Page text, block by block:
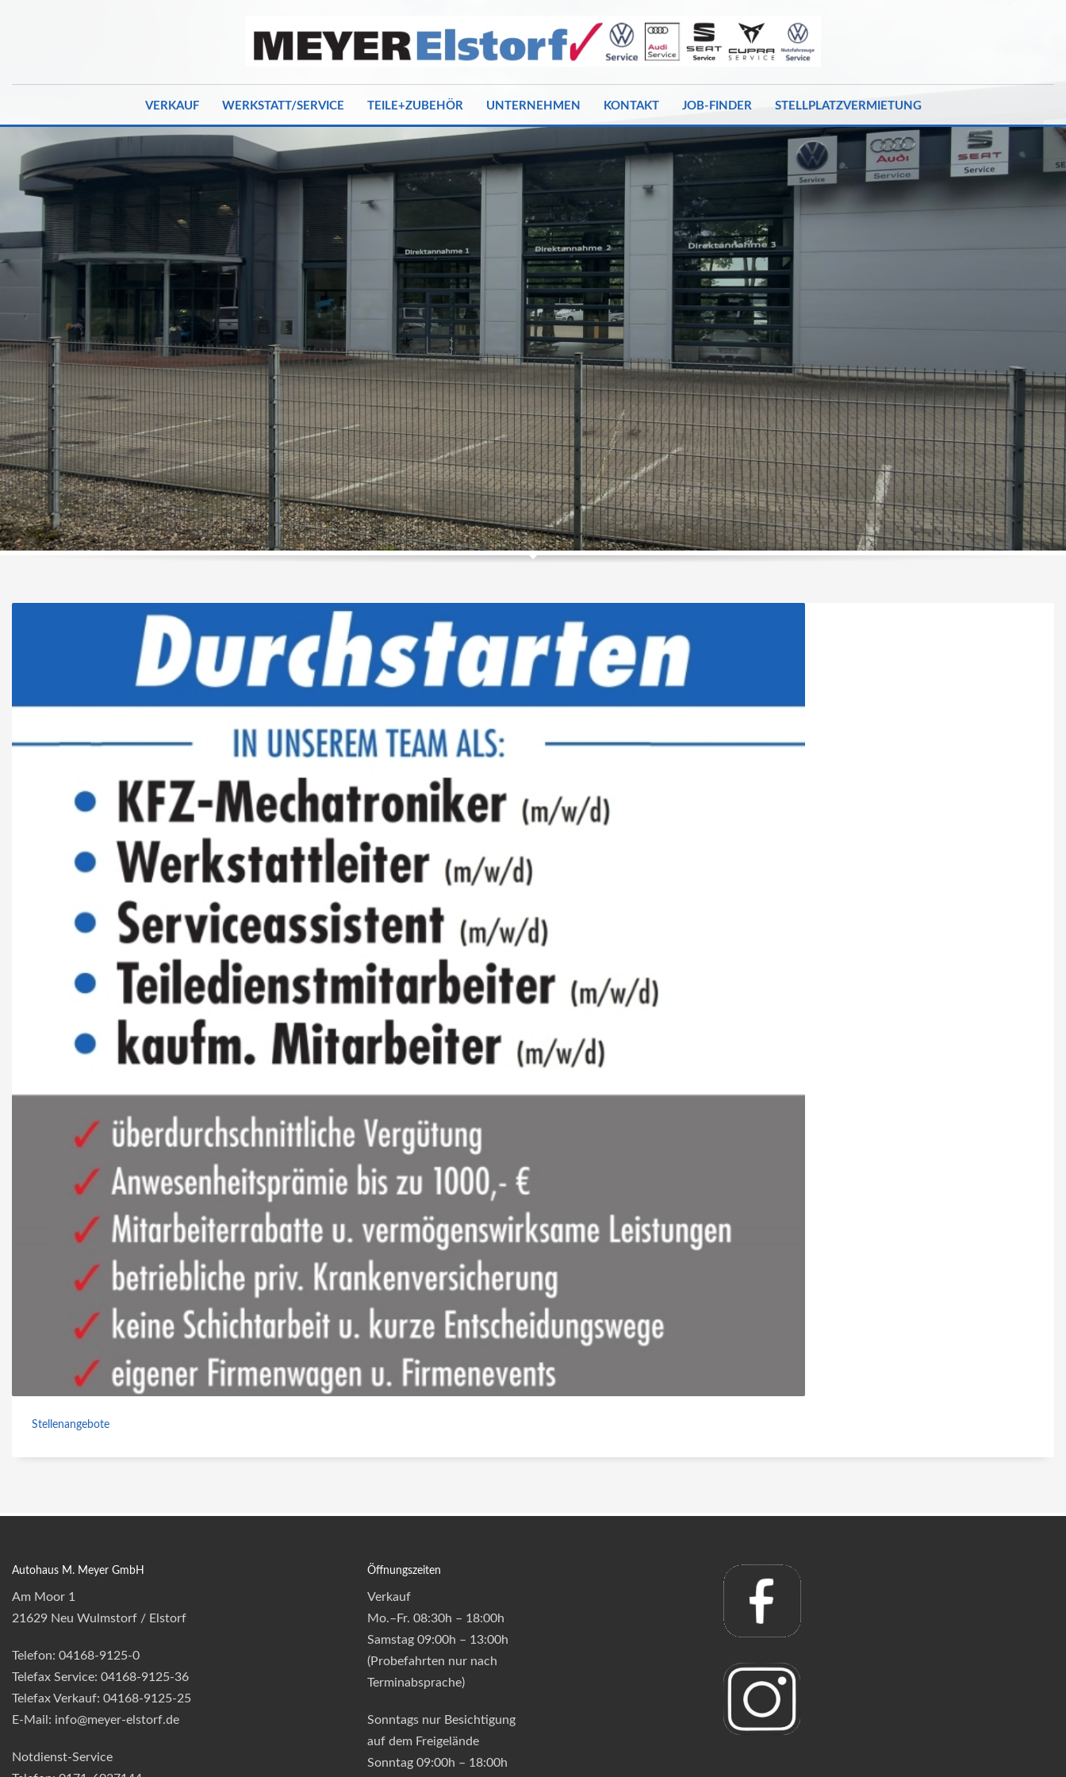
VERKAUF WERKSTATT/SERVICE TEILE+ZUBEHÖR UNTERNEHMEN KONTAKT JOB-FINDER STELLPLATZVERMIETUNG
Stellenangebote
Autohaus M. Meyer GmbH
Am Moor 1
21629 Neu Wulmstorf / Elstorf
Telefon: 04168-9125-0
Telefax Service: 04168-9125-36
Telefax Verkauf: 04168-9125-25
E-Mail: info@meyer-elstorf.de
Notdienst-Service
Öffnungszeiten
Verkauf
Mo.–Fr. 08:30h – 18:00h
Samstag 09:00h – 13:00h
(Probefahrten nur nach
Terminabsprache)
Sonntags nur Besichtigung
auf dem Freigelände
Sonntag 09:00h – 18:00h